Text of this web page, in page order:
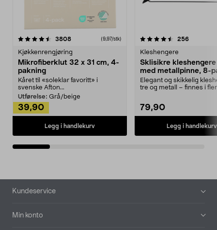
3808anmeldelser(9,97/stk)
Kjøkkenrengjøring
Mikrofiberklut 32 x 31 cm, 4-
pakning
Kåret til «soleklar favoritt» i
svenske Afton...
Utførelse: Grå/beige
39,90
Legg i handlekurv
4.5av 5 stjerner 256
Kleshengere
Sklisikre
med metallpinne, 8-
Elegant og skikkelig
tre og metall – finnes i
79,90
Legg i handlekurv
4.5av 5 stjerner
Bunntekst
Kundeservice
Min konto